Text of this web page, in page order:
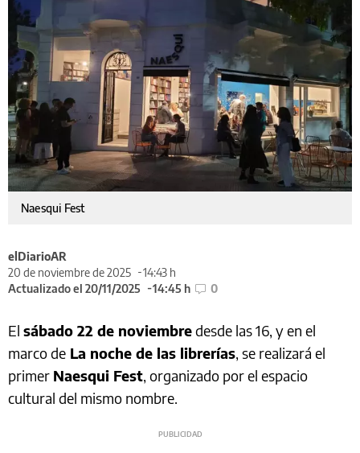
Naesqui Fest
elDiarioAR
20 de noviembre de 2025
14:43 h
Actualizado el 20/11/2025
14:45 h 0
El sábado 22 de noviembredesde las 16, y en el
marco de La noche de las librerías, se realizará el
primer Naesqui Fest, organizado por el espacio
cultural del mismo nombre.